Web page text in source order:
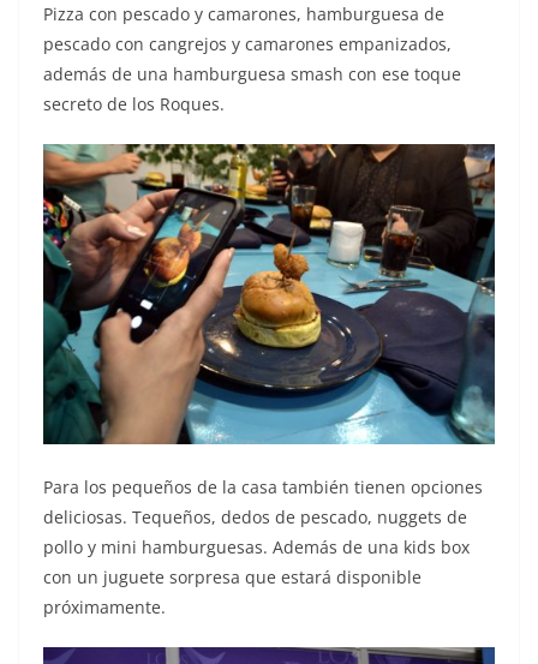
Pizza con pescado y camarones, hamburguesa de
pescado con cangrejos y camarones empanizados,
además de una hamburguesa smash con ese toque
secreto de los Roques.
Para los pequeños de la casa también tienen opciones
deliciosas. Tequeños, dedos de pescado, nuggets de
pollo y mini hamburguesas. Además de una kids box
con un juguete sorpresa que estará disponible
próximamente.